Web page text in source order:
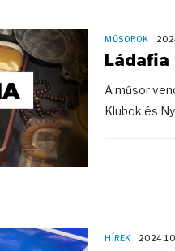
MŰSOROK
Ládafia
A műsor
Klubok és
HÍREK